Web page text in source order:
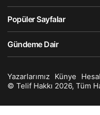
Popüler Sayfalar
Gündeme Dair
Yazarlarımız Künye
© Telif Hakkı 2026, Tüm